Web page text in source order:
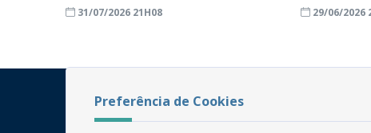
31/07/2026 21H08 29/06/2026
Preferência de Cookies